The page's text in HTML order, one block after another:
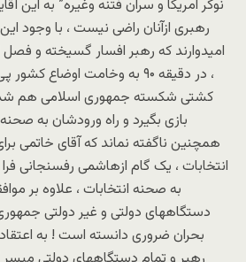
نوکر امريکا و سران فتنه وغيره” به اين
رهبری ازآنان راضی نيست ، با وجود
اميدوارند که رهبر افسار گسيخته و
، در دقيقه ۹۰ به وخامت اوضاع
کشتی شکسته جمهوری اسلامی هم شده
بازی بگيرد و راه ورودشان به
همچنين ناگفته نماند که آقای خاتمی
انتخابات ، يک گام ازهاشمی رفسنجانی
به صحنه انتخابات ، علاوه بر
دستگاههای دولتی و غير دولتی
بحران ضروری دانسته است ! به